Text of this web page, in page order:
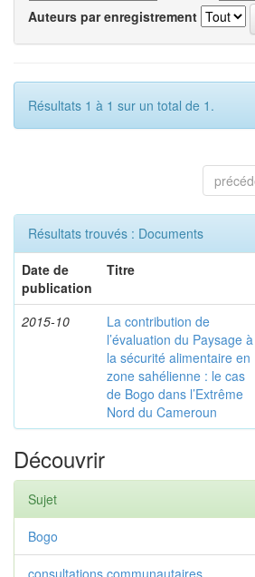
Auteurs par enregistrement
Résultats 1 à 1 sur un total de 1.
Résultats trouvés : Documents
Date de
publication
Titre
2015-10
La contribution de
l’évaluation du Paysage à
la sécurité alimentaire en
zone sahélienne : le cas
de Bogo dans l’Extrême
Nord du Cameroun
Découvrir
Sujet
Bogo
consultations communautaires